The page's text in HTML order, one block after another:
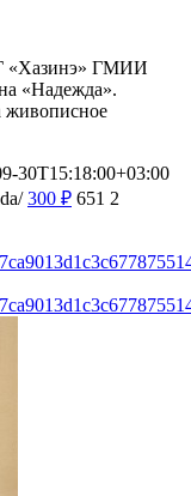
«Хазинэ» ГМИИ
«Надежда».
живописное
30T15:18:00+03:00
300 ₽ 651 2